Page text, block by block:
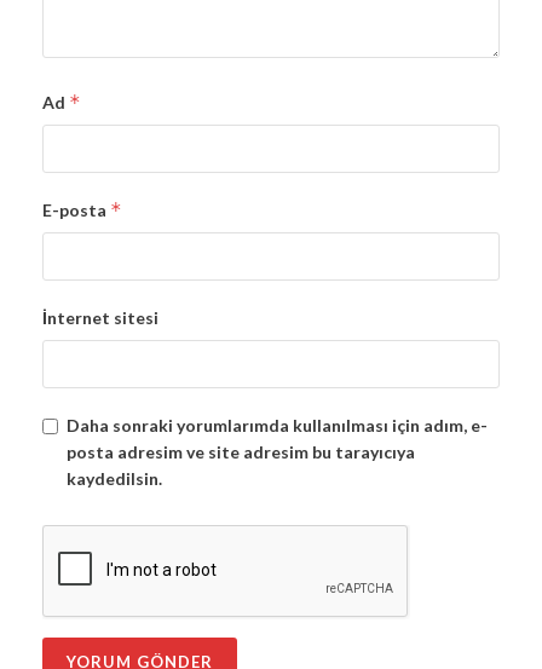
Ad *
E-posta *
İnternet sitesi
Daha sonraki yorumlarımda kullanılması için adım, e-
posta adresim ve site adresim bu tarayıcıya
kaydedilsin.